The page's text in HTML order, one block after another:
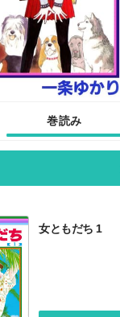
巻読み
女ともだち 1